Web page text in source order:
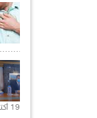
19 أكتوبر 2020 |